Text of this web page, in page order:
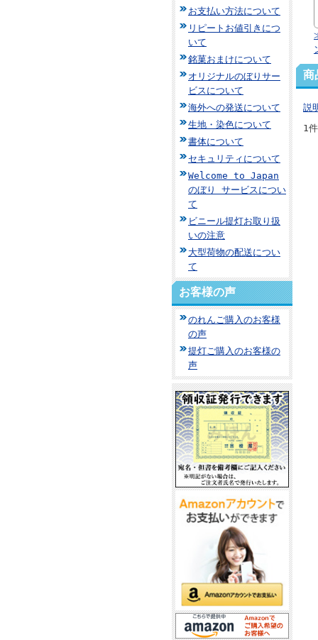
お支払い方法について
リピートお値引きにつ
いて
銘菓おまけについて
オリジナルのぼりサー
ビスについて
海外への発送について
生地・染色について
書体について
セキュリティについて
Welcome to Japan
のぼり サービスについ
て
ビニール提灯お取り扱
いの注意
大型荷物の配送につい
て
お客様の声
のれんご購入のお客様
の声
提灯ご購入のお客様の
声
商
説
1